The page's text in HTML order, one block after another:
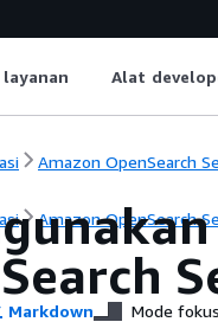
layanan Alat
Amazon OpenSearch
Amazon OpenSearch
Markdown Mode fokus